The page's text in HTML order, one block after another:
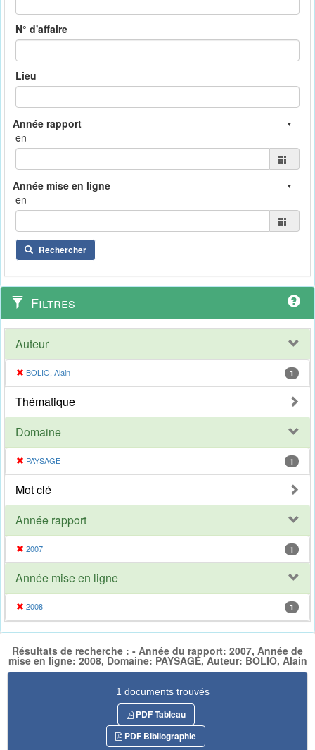
N° d'affaire
Lieu
en
en
Rechercher
Filtres
Auteur
BOLIO, Alain 1
Thématique
Domaine
PAYSAGE 1
Mot clé
Année rapport
2007 1
Année mise en ligne
2008 1
Résultats de recherche : - Année du rapport: 2007, Année de
mise en ligne: 2008, Domaine: PAYSAGE, Auteur: BOLIO, Alain
1 documents trouvés
PDF Tableau
PDF Bibliographie